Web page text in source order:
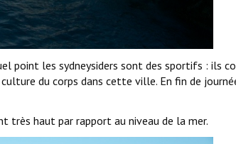
point les sydneysiders sont des sportifs : ils
du corps dans cette ville. En fin de
très haut par rapport au niveau de la mer.